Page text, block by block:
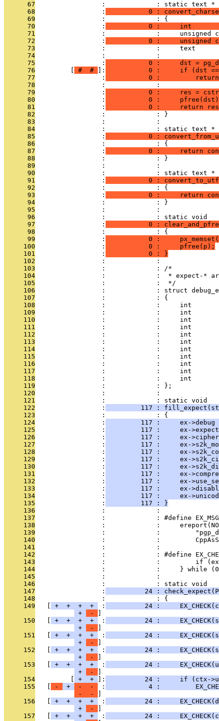
      67
                 :             : static text *
      68
                 :
0 :
      69
                 :             : {
      70
                 :
0 :     int
      71
:             :     unsigned
      72
                 :
0 :     unsigned
      73
:             :     text
      74
                 :             :
      75
                 :
0 :     dst =
      76
# # ]:
0 :     if (dst
      77
                 :
0 :
      78
                 :             :
      79
                 :
0 :     res =
      80
                 :
0 :
      81
                 :
0 :     return
      82
                 :             : }
      83
                 :             :
      84
                 :             : static text *
      85
                 :
0 :
      86
                 :             : {
      87
                 :
0 :     return
      88
                 :             : }
      89
                 :             :
      90
                 :             : static text *
      91
                 :
0 :
      92
                 :             : {
      93
                 :
0 :     return
      94
                 :             : }
      95
                 :             :
      96
                 :             : static void
      97
                 :
0 :
      98
                 :             : {
      99
                 :
0 :
     100
                 :
           0 :     pfree(p);
     101
                 :
           0 : }
     102
                 :             :
     103
                 :             : /*
     104
:             :  * expect-*
     105
                 :             :  */
     106
:             : struct
     107
                 :             : {
     108
:             :     int
     109
:             :     int
     110
:             :     int
     111
:             :     int
     112
:             :     int
     113
:             :     int
     114
:             :     int
     115
:             :     int
     116
:             :     int
     117
:             :     int
     118
:             :     int
     119
                 :             : };
     120
                 :             :
     121
                 :             : static void
     122
                 :
117 :
     123
                 :             : {
     124
                 :
117 :     ex->debug
     125
                 :
117 :     ex-
     126
                 :
117 :     ex-
     127
                 :
117 :     ex-
     128
                 :
117 :     ex-
     129
                 :
117 :     ex-
     130
                 :
117 :     ex-
     131
                 :
117 :     ex-
     132
                 :
117 :     ex-
     133
                 :
117 :     ex-
     134
                 :
117 :     ex-
     135
                 :
         117 : }
     136
                 :             :
     137
:             : #define
     138
:             :
     139
:             :
     140
:             :
     141
                 :             :
     142
:             : #define
     143
:             :         if
     144
:             :     } while
     145
                 :             :
     146
                 :             : static void
     147
                 :
24 :
     148
                 :             : {
     149
+ + + + :
24 :
+
-
     150
+ + + + :
24 :
+
-
     151
+ + + + :
24 :
+
-
     152
+ + + + :
24 :
+
-
     153
+ + + + :
24 :
+
-
     154
+ + ]:
24 :     if (ctx-
     155
- + - - :
4 :
-
-
     156
+ + + + :
24 :
+
-
     157
+ + + + :
24 :